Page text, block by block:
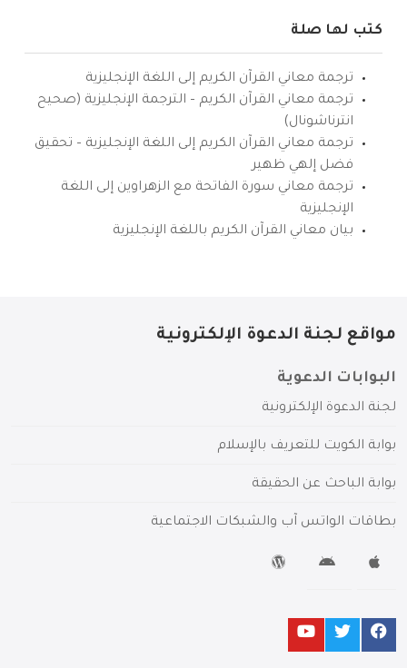
كتب لها صلة
ترجمة معاني القرآن الكريم إلى اللغة الإنجليزية
ترجمة معاني القرآن الكريم – الترجمة الإنجليزية (صحيح
انترناشونال)
ترجمة معاني القرآن الكريم إلى اللغة الإنجليزية – تحقيق
فضل إلهي ظهير
ترجمة معاني سورة الفاتحة مع الزهراوين إلى اللغة
الإنجليزية
بيان معاني القرآن الكريم باللغة الإنجليزية
مواقع لجنة الدعوة الإلكترونية
البوابات الدعوية
لجنة الدعوة الإلكترونية
بوابة الكويت للتعريف بالإسلام
بوابة الباحث عن الحقيقة
بطاقات الواتس آب والشبكات الاجتماعية